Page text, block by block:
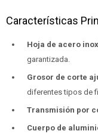
Características
Hoja de acero
garantizada.
Grosor de corte
diferentes tipos de
Transmisión por
Cuerpo de